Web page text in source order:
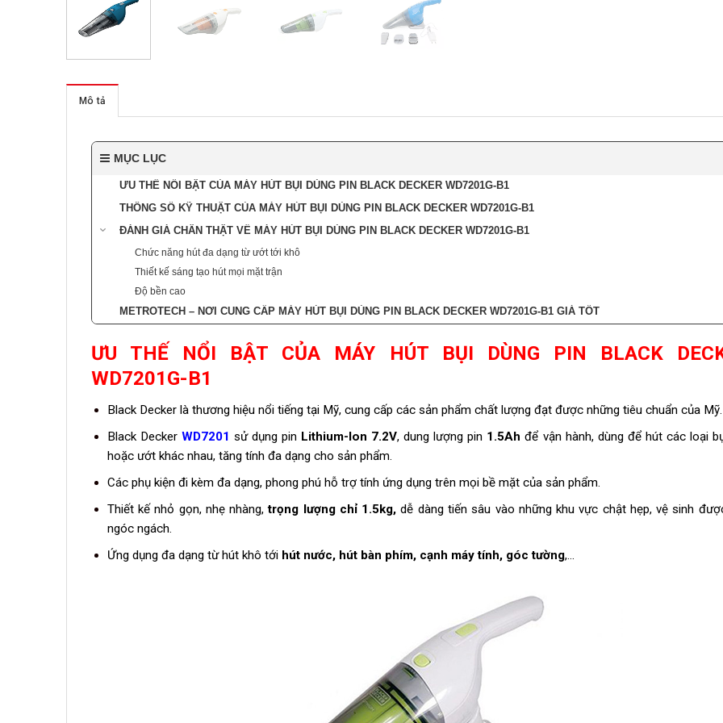
Mô tả
MỤC LỤC
ƯU THẾ NỔI BẬT CỦA MÁY HÚT BỤI DÙNG PIN BLACK DECKER WD7201G-B1
THÔNG SỐ KỸ THUẬT CỦA MÁY HÚT BỤI DÙNG PIN BLACK DECKER WD7201G-B1
ĐÁNH GIÁ CHÂN THẬT VỀ MÁY HÚT BỤI DÙNG PIN BLACK DECKER WD7201G-B1
Chức năng hút đa dạng từ ướt tới khô
Thiết kế sáng tạo hút mọi mặt trận
Độ bền cao
METROTECH – NƠI CUNG CẤP MÁY HÚT BỤI DÙNG PIN BLACK DECKER WD7201G-B1 GIÁ TỐT
ƯU THẾ NỔI BẬT CỦA MÁY HÚT BỤI DÙNG PIN BLACK
WD7201G-B1
Black Decker là thương hiệu nổi tiếng tại Mỹ, cung cấp các sản phẩm chất lượng đạt được những tiêu chuẩn của
Black Decker WD7201 sử dụng pin Lithium-Ion 7.2V, dung lượng pin 1.5Ah để vận hành, dùng để hút các loại
hoặc ướt khác nhau, tăng tính đa dạng cho sản phẩm.
Các phụ kiện đi kèm đa dạng, phong phú hỗ trợ tính ứng dụng trên mọi bề mặt của sản phẩm.
Thiết kế nhỏ gọn, nhẹ nhàng,trọng lượng chỉ 1.5kg, dễ dàng tiến sâu vào những khu vực chật hẹp, vệ sinh
ngóc ngách.
Ứng dụng đa dạng từ hút khô tới hút nước, hút bàn phím, cạnh máy tính, góc tường,…